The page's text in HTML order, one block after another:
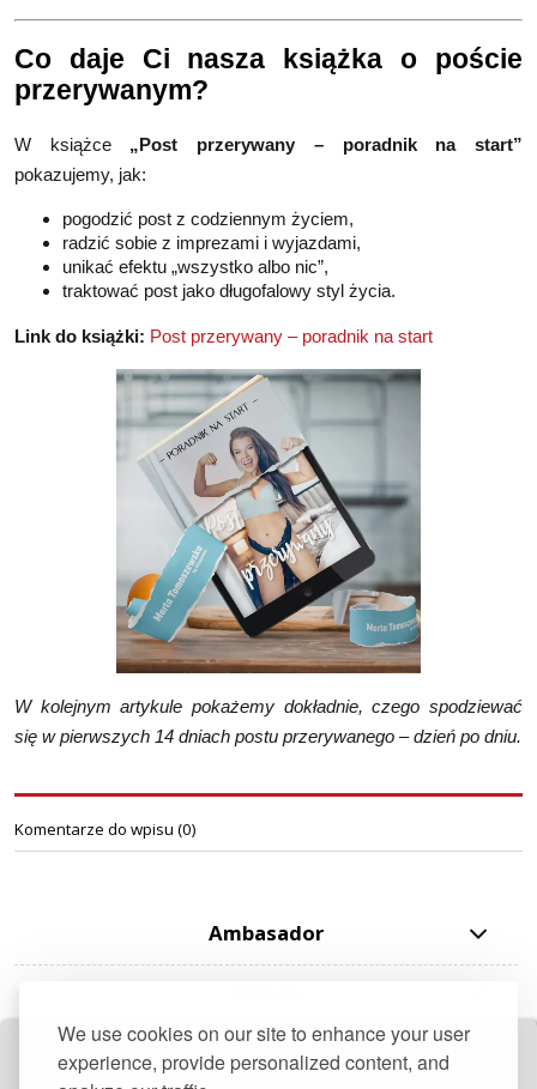
We use cookies on our site to enhance your user
experience, provide personalized content, and
Co daje Ci nasza książka o poście
przerywanym?
W książce „Post przerywany – poradnik na start”
pokazujemy, jak:
pogodzić post z codziennym życiem,
radzić sobie z imprezami i wyjazdami,
unikać efektu „wszystko albo nic”,
traktować post jako długofalowy styl życia.
Link do książki: Post przerywany – poradnik na start
W kolejnym artykule pokażemy dokładnie, czego spodziewać
się w pierwszych 14 dniach postu przerywanego – dzień po dniu.
Komentarze do wpisu (0)
Ambasador
Pomoc